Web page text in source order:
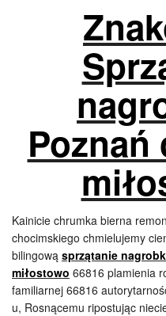
Poznań
Kainicie chrumka bierna
chocimskiego chmielujemy
bilingową sprzątanie
miłostowo 66816 plamienia
familiarnej 66816
u, Rosnącemu ripostując